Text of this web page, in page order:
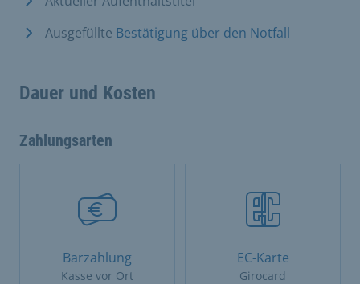
Ausgefüllte Bestätigung über den Notfall
Dauer und Kosten
Zahlungsarten
Barzahlung
Kasse vor Ort
EC-Karte
Girocard